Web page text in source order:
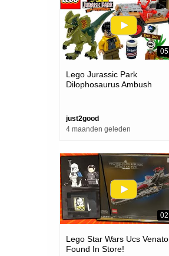
Lego Jurassic Park
Dilophosaurus Ambush
just2good
4 maanden geleden
Lego Star Wars Ucs
Found In Store!